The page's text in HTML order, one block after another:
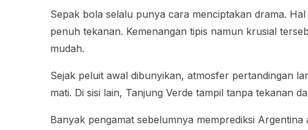
Sepak bola selalu punya cara menciptakan drama.
penuh tekanan. Kemenangan tipis namun krusial
mudah.
Sejak peluit awal dibunyikan, atmosfer pertandingan
mati. Di sisi lain, Tanjung Verde tampil tanpa tekanan
Banyak pengamat sebelumnya memprediksi